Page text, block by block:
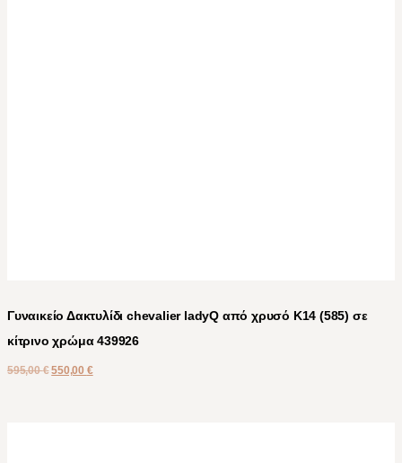
Γυναικείο Δακτυλίδι chevalier ladyQ από χρυσό Κ14 (585) σε
κίτρινο χρώμα 439926
595,00€ 550,00 €